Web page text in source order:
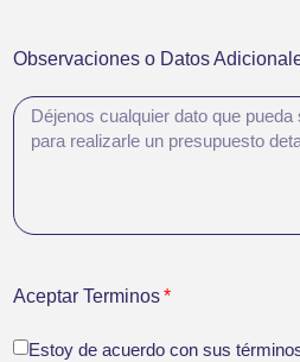
Observaciones o Datos
Aceptar Terminos
Estoy de acuerdo con sus